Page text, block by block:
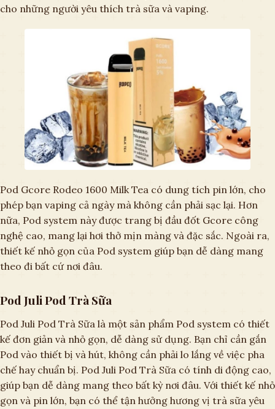
cho những người yêu thích trà sữa và vaping.
Pod Gcore Rodeo 1600 Milk Tea có dung tích pin lớn, cho
phép bạn vaping cả ngày mà không cần phải sạc lại. Hơn
nữa, Pod system này được trang bị đầu đốt Gcore công
nghệ cao, mang lại hơi thở mịn màng và đặc sắc. Ngoài ra,
thiết kế nhỏ gọn của Pod system giúp bạn dễ dàng mang
theo đi bất cứ nơi đâu.
Pod Juli Pod Trà Sữa
Pod Juli Pod Trà Sữa là một sản phẩm Pod system có thiết
kế đơn giản và nhỏ gọn, dễ dàng sử dụng. Bạn chỉ cần gắn
Pod vào thiết bị và hút, không cần phải lo lắng về việc pha
chế hay chuẩn bị. Pod Juli Pod Trà Sữa có tính di động cao,
giúp bạn dễ dàng mang theo bất kỳ nơi đâu. Với thiết kế nhỏ
gọn và pin lớn, bạn có thể tận hưởng hương vị trà sữa yêu